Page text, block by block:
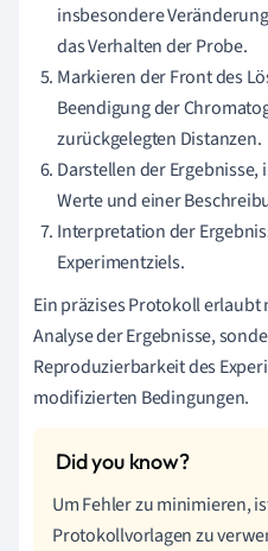
insbesondere
das Verhalten der Probe.
Markieren der Front des
Beendigung der
zurückgelegten Distanzen.
Darstellen der
Werte und einer
Interpretation der
Experimentziels.
Ein präzises Protokoll erlaubt
Analyse der Ergebnisse,
Reproduzierbarkeit des
modifizierten Bedingungen.
Um Fehler zu minimieren,
Protokollvorlagen zu